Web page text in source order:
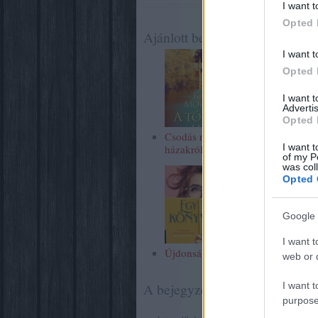
I want
Opted
I want
Opted
I want
Opted
I want
of my
was
Opted
Google
I want
web or
I want
Ajánlott bejegyzések:
Csodás régi
házakról
Újdonságokról
A bejegyzés trackback címe: